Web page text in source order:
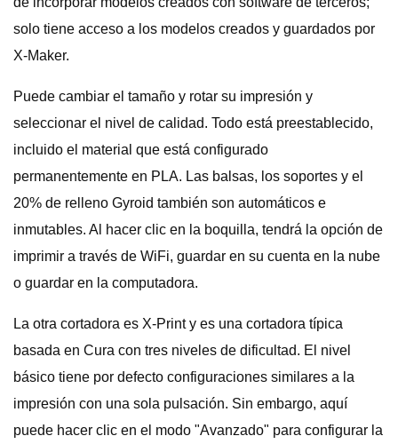
solo tiene acceso a los modelos creados y guardados por
X-Maker.
Puede cambiar el tamaño y rotar su impresión y
seleccionar el nivel de calidad. Todo está preestablecido,
incluido el material que está configurado
permanentemente en PLA. Las balsas, los soportes y el
20% de relleno Gyroid también son automáticos e
inmutables. Al hacer clic en la boquilla, tendrá la opción de
imprimir a través de WiFi, guardar en su cuenta en la nube
o guardar en la computadora.
La otra cortadora es X-Print y es una cortadora típica
basada en Cura con tres niveles de dificultad. El nivel
básico tiene por defecto configuraciones similares a la
impresión con una sola pulsación. Sin embargo, aquí
puede hacer clic en el modo "Avanzado" para configurar la